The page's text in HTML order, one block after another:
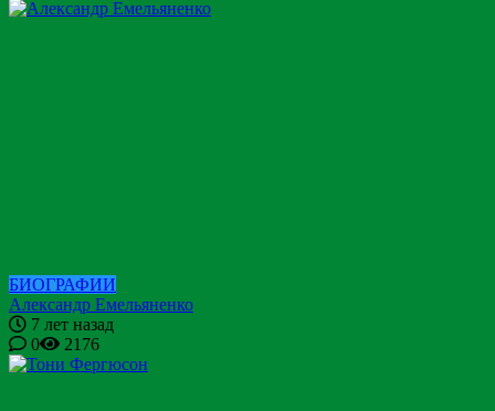
БИОГРАФИИ
Александр Емельяненко
7 лет назад
0
2176